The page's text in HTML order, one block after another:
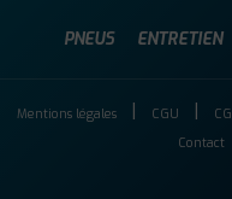
PNEUS ENTRETIEN
Mentions légales CGU
Contact